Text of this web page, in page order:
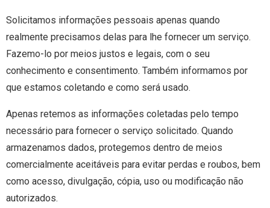
Solicitamos informações pessoais apenas quando
realmente precisamos delas para lhe fornecer um serviço.
Fazemo-lo por meios justos e legais, com o seu
conhecimento e consentimento. Também informamos por
que estamos coletando e como será usado.
Apenas retemos as informações coletadas pelo tempo
necessário para fornecer o serviço solicitado. Quando
armazenamos dados, protegemos dentro de meios
comercialmente aceitáveis ​​para evitar perdas e roubos, bem
como acesso, divulgação, cópia, uso ou modificação não
autorizados.